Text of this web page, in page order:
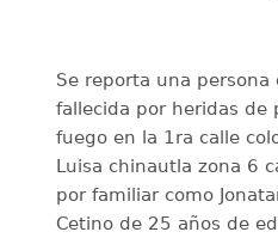
Se reporta una persona
fallecida por heridas de
fuego en la 1ra calle
Luisa chinautla zona 6
por familiar como
Cetino de 25 años de